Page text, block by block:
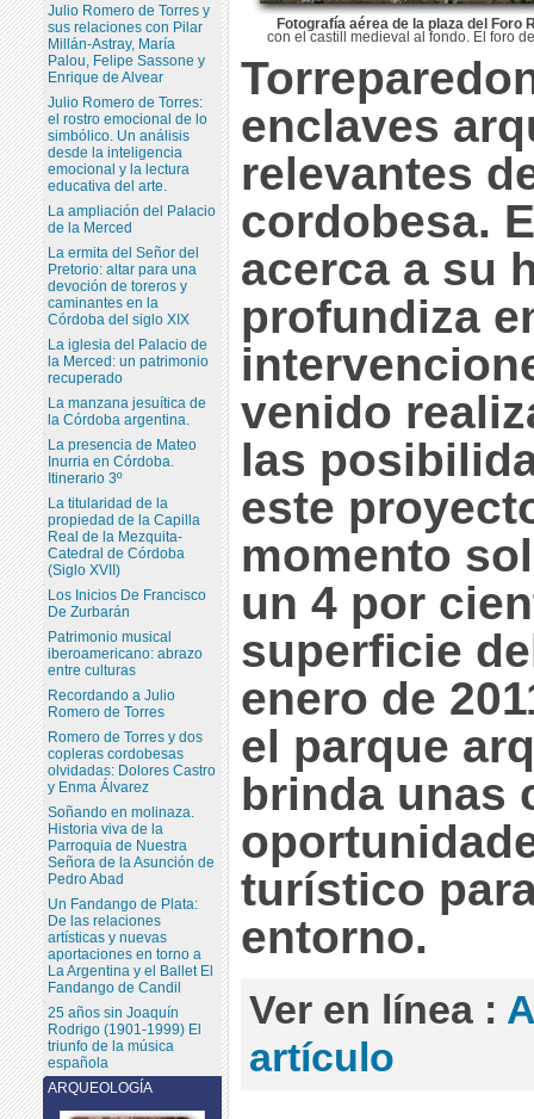
Fotografía aérea de la plaza del Foro
con el castill medieval al fondo. El foro
enclaves
relevantes
cordobesa.
acerca a su
profundiza
venido
las
este
momento
un 4 por
superficie
enero de
el parque
brinda unas
turístico
entorno.
Ver en línea :
artículo
ARQUEOLOGÍA
Julio Romero de Torres y
sus relaciones con Pilar
Millán-Astray, María
Palou, Felipe Sassone y
Enrique de Alvear
Julio Romero de Torres:
el rostro emocional de lo
simbólico. Un análisis
desde la inteligencia
emocional y la lectura
educativa del arte.
La ampliación del Palacio
de la Merced
La ermita del Señor del
Pretorio: altar para una
devoción de toreros y
caminantes en la
Córdoba del siglo XIX
La iglesia del Palacio de
la Merced: un patrimonio
recuperado
La manzana jesuítica de
la Córdoba argentina.
La presencia de Mateo
Inurria en Córdoba.
Itinerario 3º
La titularidad de la
propiedad de la Capilla
Real de la Mezquita-
Catedral de Córdoba
(Siglo XVII)
Los Inicios De Francisco
De Zurbarán
Patrimonio musical
iberoamericano: abrazo
entre culturas
Recordando a Julio
Romero de Torres
Romero de Torres y dos
copleras cordobesas
olvidadas: Dolores Castro
y Enma Álvarez
Soñando en molinaza.
Historia viva de la
Parroquia de Nuestra
Señora de la Asunción de
Pedro Abad
Un Fandango de Plata:
De las relaciones
artísticas y nuevas
aportaciones en torno a
La Argentina y el Ballet El
Fandango de Candil
25 años sin Joaquín
Rodrigo (1901-1999) El
triunfo de la música
española